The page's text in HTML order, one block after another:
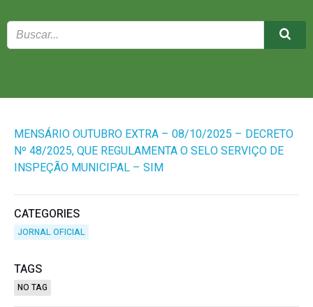
MENSÁRIO OUTUBRO EXTRA – 08/10/2025 – DECRETO
Nº 48/2025, QUE REGULAMENTA O SELO SERVIÇO DE
INSPEÇÃO MUNICIPAL – SIM
CATEGORIES
JORNAL OFICIAL
TAGS
NO TAG